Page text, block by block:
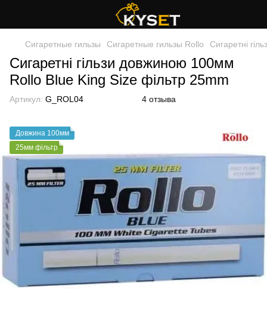
Сигаретные гильзы Сигаретные гильзы Rollo Сигаретні
Сигаретні гільзи довжиною 100мм
Rollo Blue King Size фільтр 25mm
Артикул: G_ROL04 4 отзыва
Довжина 100мм
25мм фільтр